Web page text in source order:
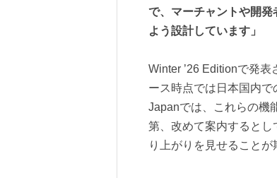
で、マーチャントや開
よう設計しています」
Winter ’26 Editionで発
ース時点では日本国内
Japanでは、これらの機
第、改めて案内すると
り上がりを見せることが